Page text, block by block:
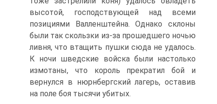
высотой, господст­вующей над всеми
позициями Валленштейна. Однако склоны
были так скользки из-за прошедшего ночью
ливня, что втащить пушки сюда не удалось.
К ночи шведские войска были настолько
измотаны, что ко­роль прекратил бой и
вернулся в нюрнбергский ла­герь, оставив
на поле боя тысячи убитых.